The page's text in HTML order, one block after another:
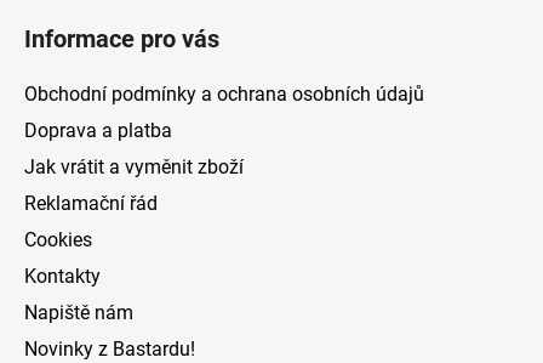
Informace pro vás
Obchodní podmínky a ochrana osobních údajů
Doprava a platba
Jak vrátit a vyměnit zboží
Reklamační řád
Cookies
Kontakty
Napiště nám
Novinky z Bastardu!